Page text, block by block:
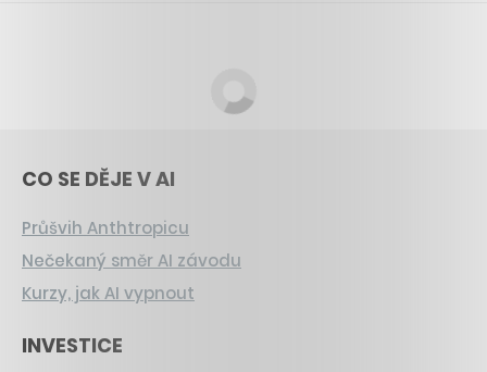
CO SE DĚJE V AI
Průšvih Anthtropicu
Nečekaný směr AI závodu
Kurzy, jak AI vypnout
INVESTICE